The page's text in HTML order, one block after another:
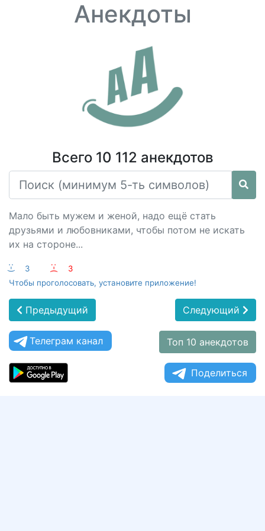
Анекдоты
Всего 10 112 анекдотов
Мало быть мужем и женой, надо ещё стать
друзьями и любовниками, чтобы потом не искать
их на стороне...
:-) 3 :-(
3
Чтобы проголосовать, установите приложение!
Предыдущий Следующий
Телеграм канал Топ 10 анекдотов
Поделиться